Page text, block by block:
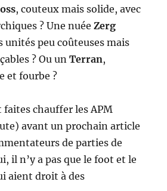
, couteux mais solide, avec
? Une nuéeZerg
unités peu coûteuses mais
? Ou unTerran,
et fourbe ?
faites chauffer les APM
avant un prochain article
de parties de
il n’y a pas que le foot et le
aient droit à des